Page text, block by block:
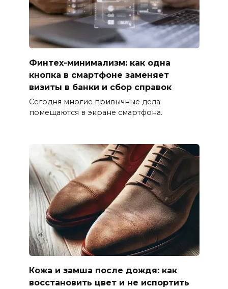
Финтех-минимализм: как одна
кнопка в смартфоне заменяет
визиты в банки и сбор справок
Сегодня многие привычные дела
помещаются в экране смартфона.
Кожа и замша после дождя: как
восстановить цвет и не испортить